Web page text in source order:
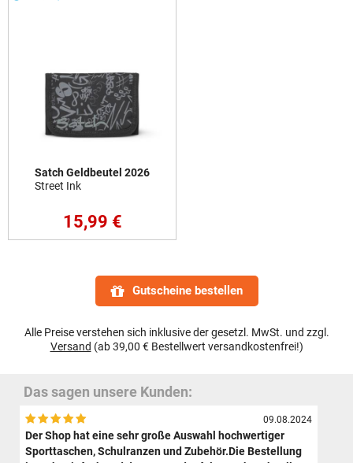
Satch Geldbeutel 2026
Street Ink
15,99 €
Gutscheine bestellen
Alle Preise verstehen sich inklusive der gesetzl. MwSt. und zzgl.
Versand (ab 39,00 € Bestellwert versandkostenfrei!)
Das sagen unsere Kunden:
09.08.2024
Der Shop hat eine sehr große Auswahl hochwertiger
Sporttaschen, Schulranzen und Zubehör.Die Bestellung